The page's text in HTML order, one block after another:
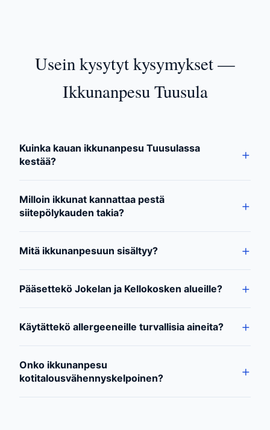
Usein kysytyt kysymykset —
Ikkunanpesu Tuusula
Kuinka kauan ikkunanpesu Tuusulassa
kestää?
Milloin ikkunat kannattaa pestä
siitepölykauden takia?
Mitä ikkunanpesuun sisältyy?
Pääsettekö Jokelan ja Kellokosken alueille?
Käytättekö allergeeneille turvallisia aineita?
Onko ikkunanpesu
kotitalousvähennyskelpoinen?